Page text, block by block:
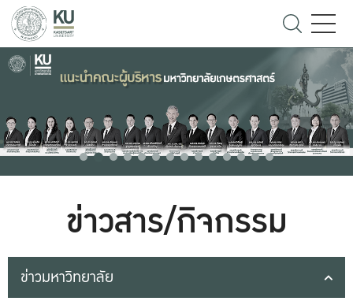
ข่าวสาร/กิจกรรม
ข่าวมหาวิทยาลัย